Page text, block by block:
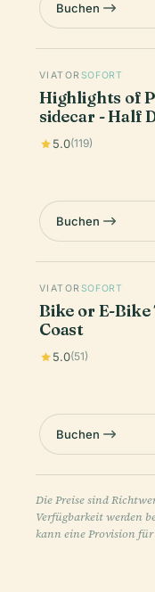
Buchen
VIATOR SOFORT
Highlights of
sidecar - Half
5.0(119)
Buchen
VIATOR SOFORT
Bike or E-
Coast
5.0(51)
Buchen
Die Preise sind
Verfügbarkeit werden
kann eine Provision für